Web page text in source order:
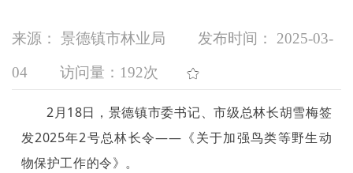
来源： 景德镇市林业局 发布时间： 2025-03-
04 访问量： 192次
2月18日，景德镇市委书记、市级总林长胡雪梅签
发2025年2号总林长令——《关于加强鸟类等野生动
物保护工作的令》。